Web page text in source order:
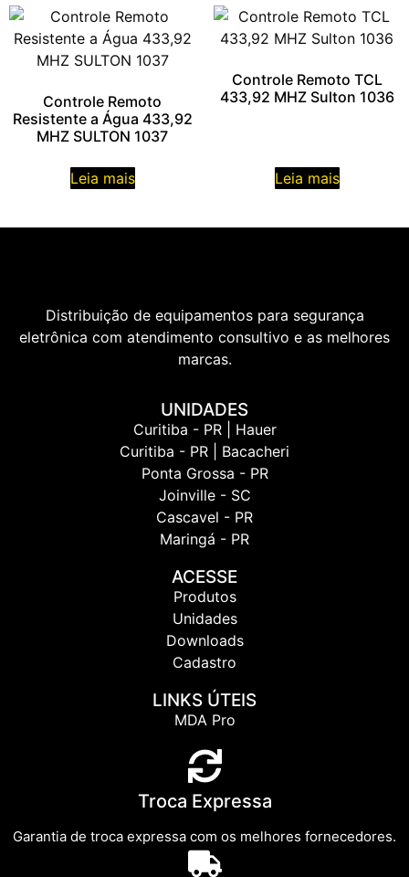
Controle Remoto
Resistente a Água 433,92
MHZ SULTON 1037
Leia mais
Controle Remoto TCL
433,92 MHZ Sulton 1036
Leia mais
Distribuição de equipamentos para segurança
eletrônica com atendimento consultivo e as melhores
marcas.
UNIDADES
Curitiba - PR | Hauer
Curitiba - PR | Bacacheri
Ponta Grossa - PR
Joinville - SC
Cascavel - PR
Maringá - PR
ACESSE
Produtos
Unidades
Downloads
Cadastro
LINKS ÚTEIS
MDA Pro
Troca Expressa
Garantia de troca expressa com os melhores fornecedores.